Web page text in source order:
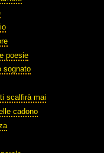
poesie
sognato
ti scalfirà mai
cadono